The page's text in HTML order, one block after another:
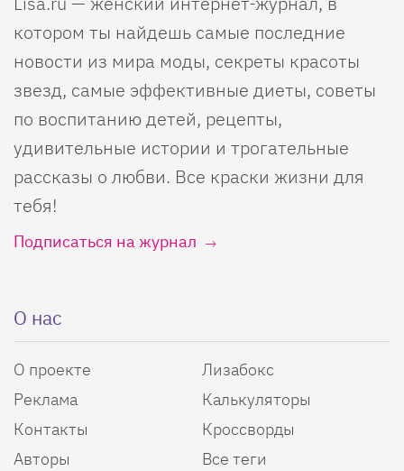
котором ты найдешь самые последние
новости из мира моды, секреты красоты
звезд, самые эффективные диеты, советы
по воспитанию детей, рецепты,
удивительные истории и трогательные
рассказы о любви. Все краски жизни для
тебя!
Подписаться на журнал
О нас
О проекте
Реклама
Контакты
Авторы
Лизабокс
Калькуляторы
Кроссворды
Все теги